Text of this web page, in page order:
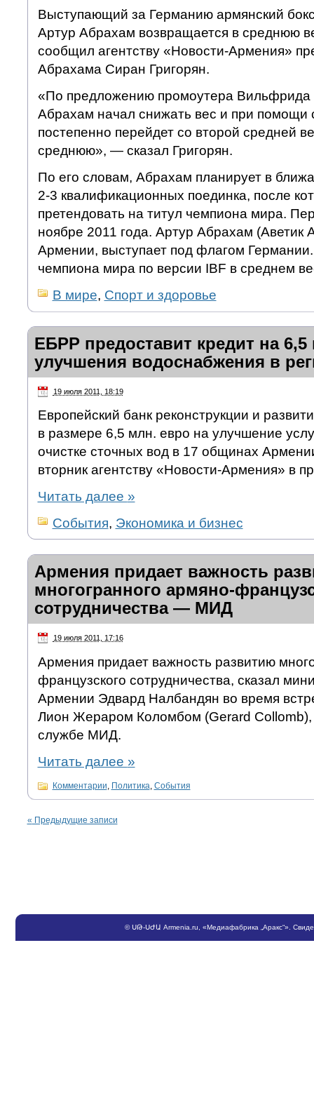
Выступающий за Германию армянский
Артур Абрахам возвращается в среднюю
сообщил агентству «Новости-Армения»
Абрахама Сиран Григорян.
«По предложению промоутера Вильфрида
Абрахам начал снижать вес и при помощи
постепенно перейдет со второй средней
среднюю», — сказал Григорян.
По его словам, Абрахам планирует в
2-3 квалификационных поединка, после
претендовать на титул чемпиона мира.
ноябре 2011 года. Артур Абрахам (Аветик
Армении, выступает под флагом
чемпиона мира по версии IBF в среднем
В мире, Спорт и здоровье
ЕБРР предоставит кредит на
улучшения водоснабжения в
19 июля 2011, 18:19
Европейский банк реконструкции и
в размере 6,5 млн. евро на улучшение
очистке сточных вод в 17 общинах
вторник агентству «Новости-Армения» в
Читать далее »
События, Экономика и бизнес
Армения придает важность
многогранного армяно-
сотрудничества — МИД
19 июля 2011, 17:16
Армения придает важность развитию
французского сотрудничества, сказал
Армении Эдвард Налбандян во время
Лион Жераром Коломбом (Gerard
службе МИД.
Читать далее »
Комментарии, Политика, События
« Предыдущие записи
©ՍԹ-ՍԺԱ Armenia.ru , «Медиафабрика „Аракс“».